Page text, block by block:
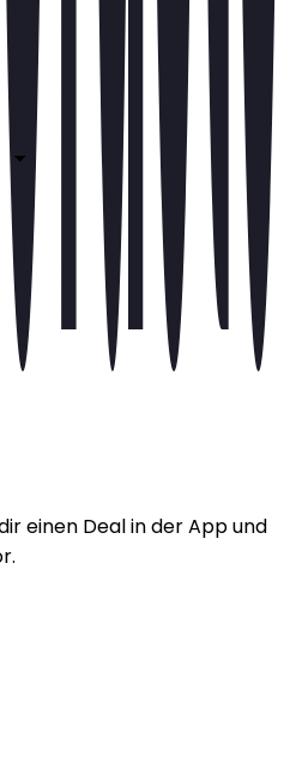
einen Deal in der App und